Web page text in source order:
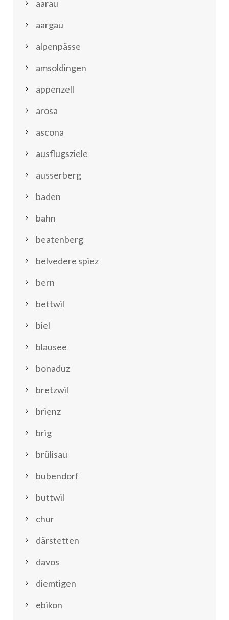
aarau
aargau
alpenpässe
amsoldingen
appenzell
arosa
ascona
ausflugsziele
ausserberg
baden
bahn
beatenberg
belvedere spiez
bern
bettwil
biel
blausee
bonaduz
bretzwil
brienz
brig
brülisau
bubendorf
buttwil
chur
därstetten
davos
diemtigen
ebikon